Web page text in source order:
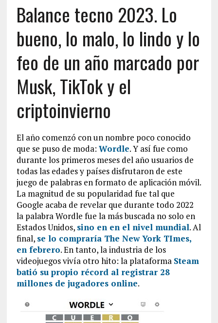
Balance tecno 2023. Lo
bueno, lo malo, lo lindo y lo
feo de un año marcado por
Musk, TikTok y el
criptoinvierno
El año comenzó con un nombre poco conocido
que se puso de moda: Wordle. Y así fue como
durante los primeros meses del año usuarios de
todas las edades y países disfrutaron de este
juego de palabras en formato de aplicación móvil.
La magnitud de su popularidad fue tal que
Google acaba de revelar que durante todo 2022
la palabra Wordle fue la más buscada no solo en
Estados Unidos, sino en en el nivel mundial. Al
final, se lo compraría The New York TImes,
en febrero. En tanto, la industria de los
videojuegos vivía otro hito: la plataforma Steam
batió su propio récord al registrar 28
millones de jugadores online.